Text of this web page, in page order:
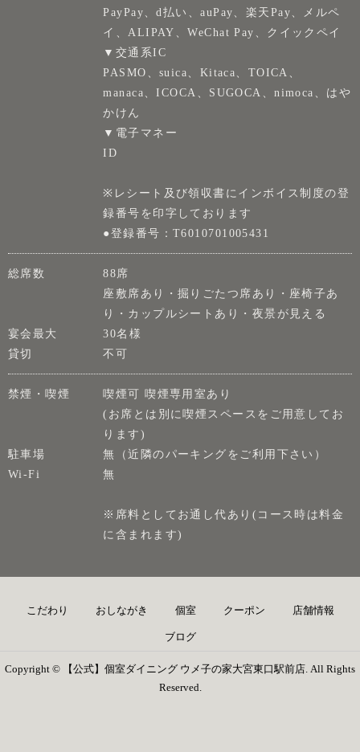
PayPay、d払い、auPay、楽天Pay、メルペ
イ、ALIPAY、WeChat Pay、クイックペイ
▼交通系IC
PASMO、suica、Kitaca、TOICA、
manaca、ICOCA、SUGOCA、nimoca、はや
かけん
▼電子マネー
ID
※レシート及び領収書にインボイス制度の登
録番号を印字しております
●登録番号：T6010701005431
総席数
88席
座敷席あり・掘りごたつ席あり・座椅子あ
り・カップルシートあり・夜景が見える
宴会最大
30名様
貸切
不可
禁煙・喫煙
喫煙可 喫煙専用室あり
(お席とは別に喫煙スペースをご用意してお
ります)
駐車場
無（近隣のパーキングをご利用下さい）
Wi-Fi
無
※席料としてお通し代あり(コース時は料金
に含まれます)
こだわり おしながき 個室 クーポン 店舗情報
ブログ
Copyright © 【公式】個室ダイニング ウメ子の家大宮東口駅前店. All Rights
Reserved.